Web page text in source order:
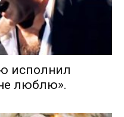
исполнил
люблю».